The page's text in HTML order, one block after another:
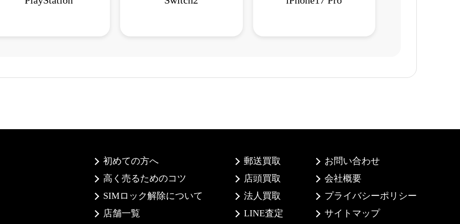
初めての方へ
高く売るためのコツ
SIMロック解除について
店舗一覧
郵送買取
店頭買取
法人買取
LINE査定
お問い合わせ
会社概要
プライバシーポリシー
サイトマップ